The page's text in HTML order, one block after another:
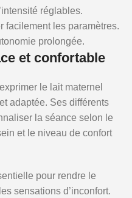
réglables.
facilement les paramètres.
prolongée.
et confortable
le lait maternel
adaptée. Ses différents
la séance selon le
et le niveau de confort
pour rendre le
sensations d’inconfort.